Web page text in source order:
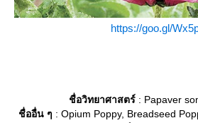
https://goo.gl/
ชื่อวิทยาศาสตร์ : Papaver
ชื่ออื่น ๆ : Opium Poppy, Breadseed